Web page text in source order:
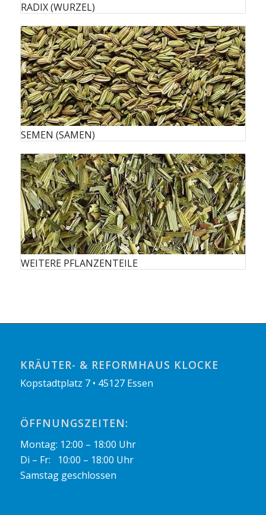
RADIX (WURZEL)
SEMEN (SAMEN)
WEITERE PFLANZENTEILE
KRÄUTER- & REFORMHAUS KLOCKE
Kopstadtplatz 7 • 45127 Essen
ÖFFNUNGSZEITEN:
Montag: 12:00 – 18:00 Uhr
Di – Fr: 10:00 – 18:00 Uhr
Samstag geschlossen